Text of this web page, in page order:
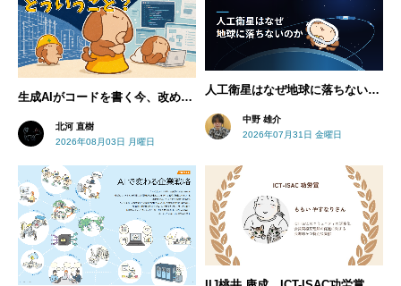
生成AIがコードを書く今、改めて考えたい「ソフトウェアを作る」ということ
北河 直樹
2026年08月03日 月曜日
人工衛星はなぜ地球に落ちないのか- 人工衛星としてのStarlinkを知る
中野 雄介
2026年07月31日 金曜日